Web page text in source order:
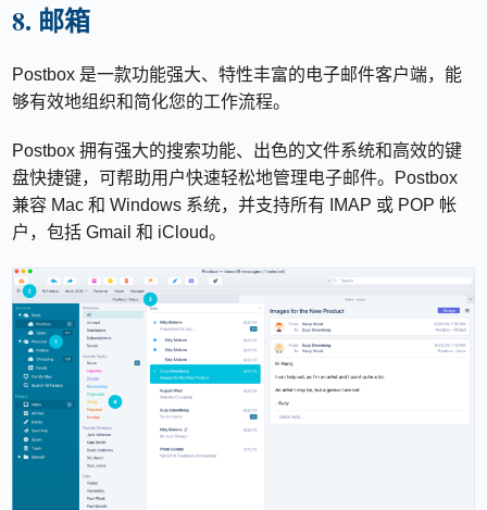
8. 邮箱
Postbox 是一款功能强大、特性丰富的电子邮件客户端，能
够有效地组织和简化您的工作流程。
Postbox 拥有强大的搜索功能、出色的文件系统和高效的键
盘快捷键，可帮助用户快速轻松地管理电子邮件。Postbox
兼容 Mac 和 Windows 系统，并支持所有 IMAP 或 POP 帐
户，包括 Gmail 和 iCloud。